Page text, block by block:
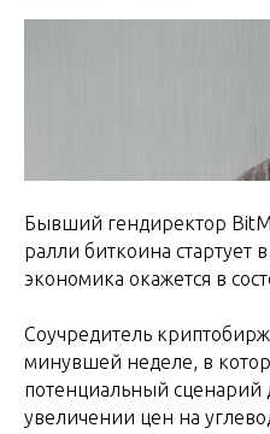
Бывший гендиректор
ралли биткоина стартует
экономика окажется в
Соучредитель
минувшей неделе, в
потенциальный сценарий
увеличении цен на